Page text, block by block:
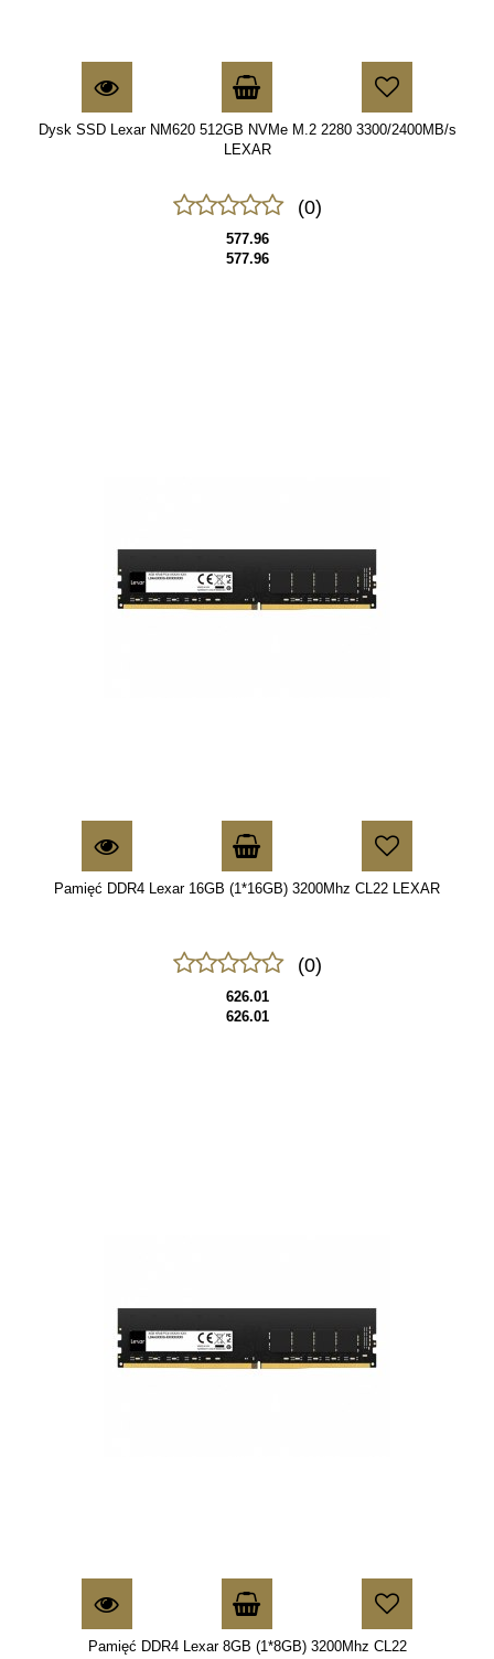
Dysk SSD Lexar NM620 512GB NVMe M.2 2280 3300/2400MB/s
LEXAR
(0)
577.96
577.96
Pamięć DDR4 Lexar 16GB (1*16GB) 3200Mhz CL22 LEXAR
(0)
626.01
626.01
Pamięć DDR4 Lexar 8GB (1*8GB) 3200Mhz CL22